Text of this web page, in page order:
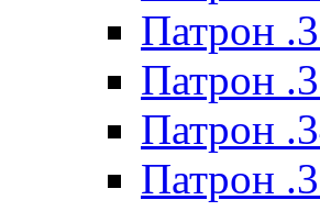
Патрон
Патрон
Патрон
Патрон